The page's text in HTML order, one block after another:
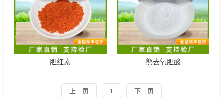
胆红素 熊去氧胆酸
上一页 1 下一页